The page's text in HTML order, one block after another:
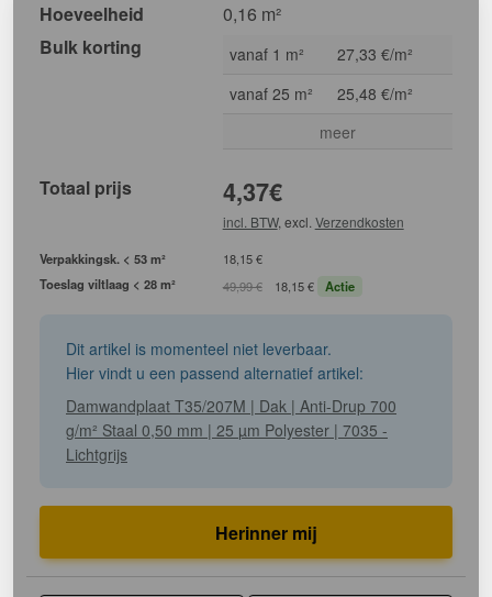
Hoeveelheid
0,16 m²
Bulk korting
vanaf 1 m²
27,33 €/m²
vanaf 25 m²
25,48 €/m²
meer
Totaal prijs 4,37€
incl. BTW, excl. Verzendkosten
Verpakkingsk. < 53 m²
18,15 €
Toeslag viltlaag < 28 m²
49,99 € 18,15 € Actie
Dit artikel is momenteel niet leverbaar.
Hier vindt u een passend alternatief artikel:
Damwandplaat T35/207M | Dak | Anti-Drup 700
g/m² Staal 0,50 mm | 25 µm Polyester | 7035 -
Lichtgrijs
Herinner mij